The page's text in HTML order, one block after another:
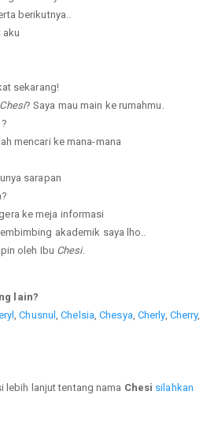
berikutnya..
sekarang!
Chesi? Saya mau main ke rumahmu.
mencari ke mana-mana
sarapan
ke meja informasi
akademik saya lho..
oleh Ibu Chesi.
lain?
,Chusnul ,Chelsia ,Chesya Cherly, Cherry,
lebih lanjut tentang nama Chesi silahkan